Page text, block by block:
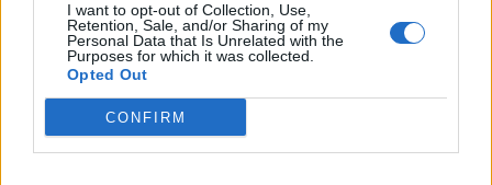
I want to opt-out of Collection, Use,
Retention, Sale, and/or Sharing of my
Personal Data that Is Unrelated with the
Purposes for which it was collected.
Opted Out
CONFIRM